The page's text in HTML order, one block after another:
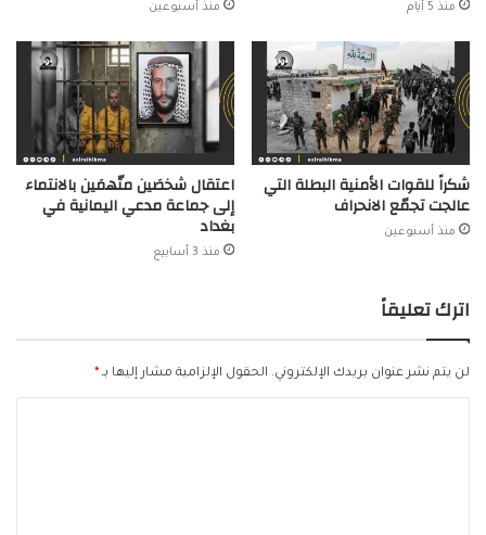
منذ 5 أيام منذ أسبوعين
شكراً للقوات الأمنية البطلة التي
عالجت تجمّع الانحراف
منذ أسبوعين
اعتقال شخصَين متّهمَين بالانتماء
إلى جماعة مدعي اليمانية في
بغداد
منذ 3 أسابيع
اترك تعليقاً
لن يتم نشر عنوان بريدك الإلكتروني. الحقول الإلزامية مشار إليها بـ *